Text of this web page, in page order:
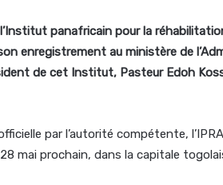
panafricain pour la
enregistrement au ministère de
de cet Institut, Pasteur Edoh
par l’autorité compétente,
mai prochain, dans la capitale